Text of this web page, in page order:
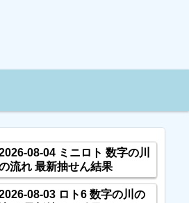
08-04 ミニロト 数字の川
流れ 最新抽せん結果
08-03 ロト6 数字の川の